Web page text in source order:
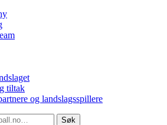
tiltak
og landslagsspillere